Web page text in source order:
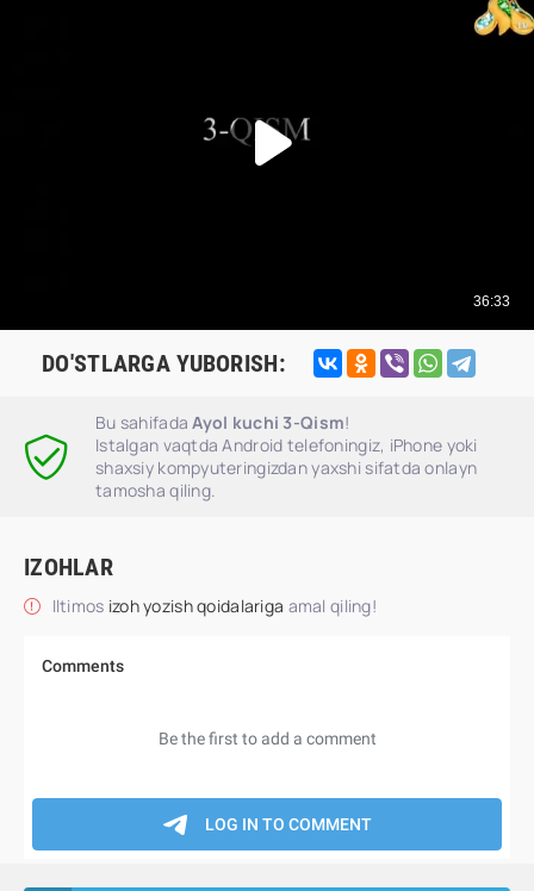
DO'STLARGA YUBORISH:
Bu sahifadaAyol kuchi 3-Qism!
Istalgan vaqtda Android telefoningiz, iPhone yoki
shaxsiy kompyuteringizdan yaxshi sifatda onlayn
tamosha qiling.
IZOHLAR
Iltimos izoh yozish qoidalariga amal qiling!